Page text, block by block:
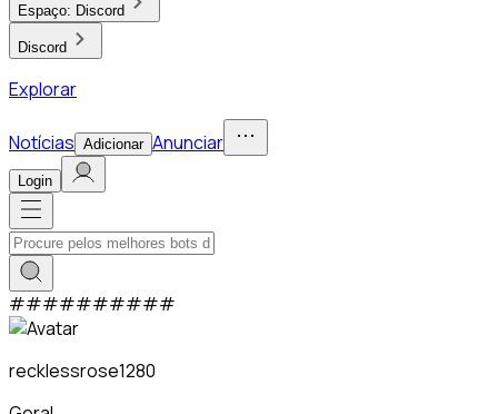
Espaço: Discord
Discord
Explorar
Notícias Adicionar Anunciar
Login
##########
recklessrose1280